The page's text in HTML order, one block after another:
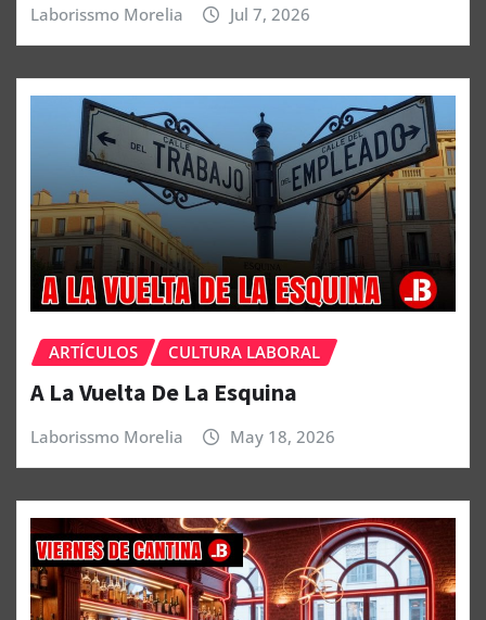
Laborissmo Morelia Jul 7, 2026
ARTÍCULOS CULTURA LABORAL
A La Vuelta De La Esquina
Laborissmo Morelia May 18, 2026